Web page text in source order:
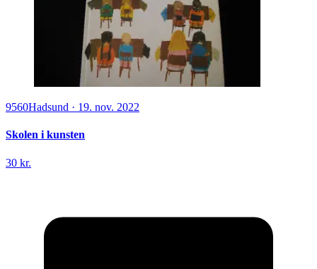
9560Hadsund · 19. nov. 2022
Skolen i kunsten
30 kr.